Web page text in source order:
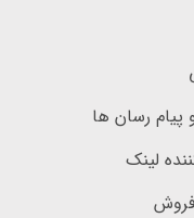
رسان ها
لینک